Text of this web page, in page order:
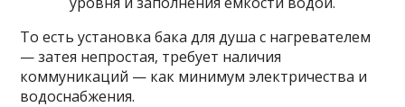
То есть установка бака для душа с нагревателем
— затея непростая, требует наличия
коммуникаций — как минимум электричества и
водоснабжения.